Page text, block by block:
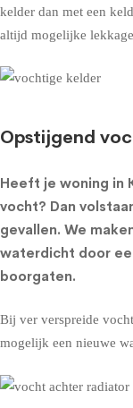
kelder dan met een
altijd mogelijke
Opstijgend
Heeft je woning in
vocht? Dan
gevallen. We
waterdicht door
boorgaten.
Bij ver verspreide
mogelijk een nieuwe